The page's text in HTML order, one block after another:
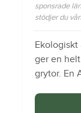
sponsrade
stödjer du
ger en
grytor. En